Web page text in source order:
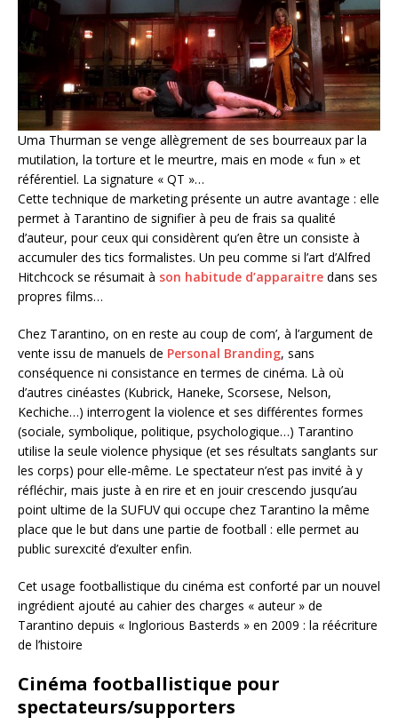
Uma Thurman se venge allègrement de ses bourreaux par la
mutilation, la torture et le meurtre, mais en mode « fun » et
référentiel. La signature « QT »…
Cette technique de marketing présente un autre avantage : elle
permet à Tarantino de signifier à peu de frais sa qualité
d’auteur, pour ceux qui considèrent qu’en être un consiste à
accumuler des tics formalistes. Un peu comme si l’art d’Alfred
Hitchcock se résumait à son habitude d’apparaitre dans ses
propres films…
Chez Tarantino, on en reste au coup de com’, à l’argument de
vente issu de manuels de Personal Branding, sans
conséquence ni consistance en termes de cinéma. Là où
d’autres cinéastes (Kubrick, Haneke, Scorsese, Nelson,
Kechiche…) interrogent la violence et ses différentes formes
(sociale, symbolique, politique, psychologique…) Tarantino
utilise la seule violence physique (et ses résultats sanglants sur
les corps) pour elle-même. Le spectateur n’est pas invité à y
réfléchir, mais juste à en rire et en jouir crescendo jusqu’au
point ultime de la SUFUV qui occupe chez Tarantino la même
place que le but dans une partie de football : elle permet au
public surexcité d’exulter enfin.
Cet usage footballistique du cinéma est conforté par un nouvel
ingrédient ajouté au cahier des charges « auteur » de
Tarantino depuis « Inglorious Basterds » en 2009 : la réécriture
de l’histoire
Cinéma footballistique pour
spectateurs/supporters